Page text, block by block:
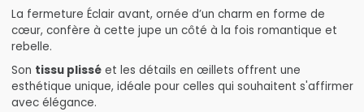
La fermeture Éclair avant, ornée d’un charm en forme de
cœur, confère à cette jupe un côté à la fois romantique et
rebelle.
Son tissu plisséet les détails en œillets offrent une
esthétique unique, idéale pour celles qui souhaitent s'affirmer
avec élégance.